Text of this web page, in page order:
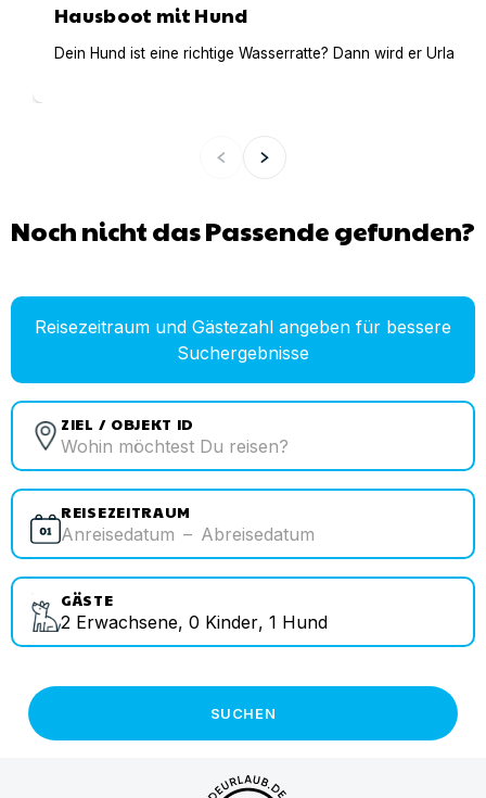
Hausboot mit Hund
Dein Hund ist eine richtige Wasserratte? Dann wird er
Noch nicht das Passende gefunden?
Reisezeitraum und Gästezahl angeben für bessere
Suchergebnisse
ZIEL / OBJEKT ID
REISEZEITRAUM
Anreisedatum – Abreisedatum
GÄSTE
2 Erwachsene, 0 Kinder, 1 Hund
SUCHEN